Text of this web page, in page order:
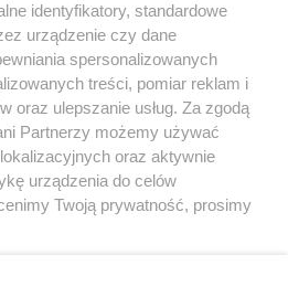
identyfikatory, standardowe
urządzenie czy dane
spersonalizowanych
treści, pomiar reklam i
oraz ulepszanie usług. Za zgodą
Partnerzy możemy używać
oraz aktywnie
urządzenia do celów
Twoją prywatność, prosimy